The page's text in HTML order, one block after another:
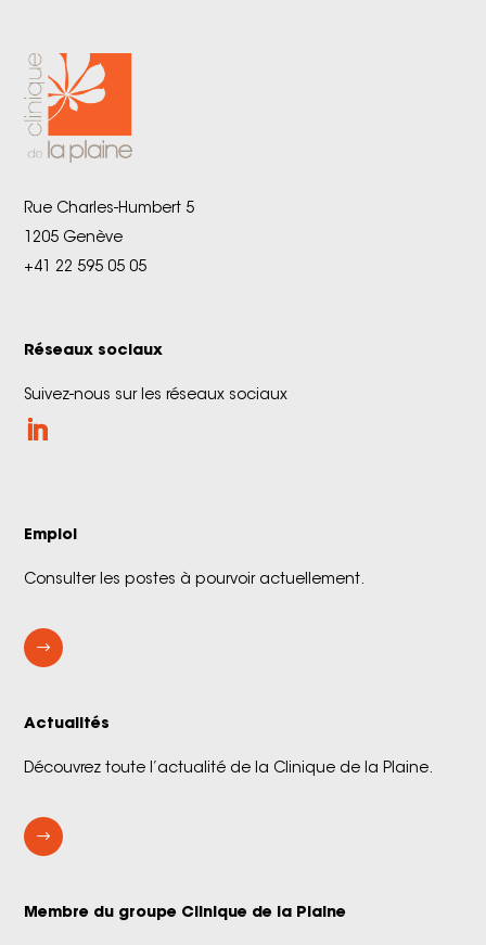
Rue Charles-Humbert 5
1205 Genève
+41 22 595 05 05
Réseaux sociaux
Suivez-nous sur les réseaux sociaux
Emploi
Consulter les postes à pourvoir actuellement.
$
Actualités
Découvrez toute l’actualité de la Clinique de la Plaine.
$
Membre du groupe Clinique de la Plaine